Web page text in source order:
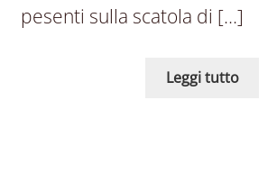
pesenti sulla scatola di […]
Leggi tutto